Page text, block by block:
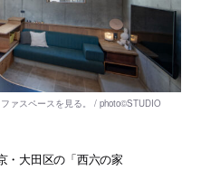
・大田区の「西六の家